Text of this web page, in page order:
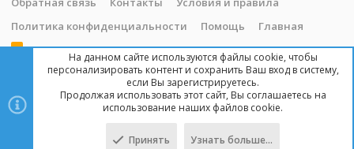
Политика конфиденциальности
Помощь Главная
R
Copyright © 2014 - 2025, mipped.com. Все права защищены. При
копировании материала с сайта, обратная ссылка обязательна!
На данном сайте используются файлы cookie, чтобы
персонализировать контент и сохранить Ваш вход в систему,
если Вы зарегистрируетесь.
Продолжая использовать этот сайт, Вы соглашаетесь на
использование наших файлов cookie.
Принять Узнать больше…